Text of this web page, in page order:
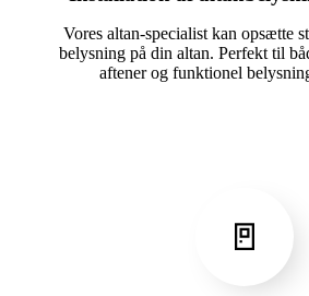
Vores altan-specialist kan opsætte
belysning på din altan. Perfekt til
aftener og funktionel
🚪